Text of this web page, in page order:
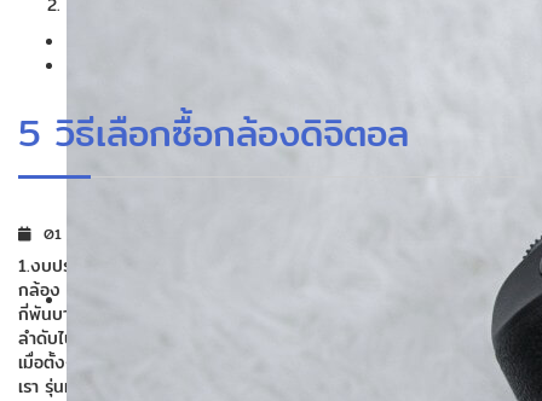
5 วิธีเลือกซื้อกล้องดิจิตอล
01 Jan 2024
1.งบประมาณ ก่อนอื่นต้องมาดูกันว่า คุณจะตั้งงบไว้สักเท่าใด ในการหาซื้อ
กล้อง ดิจิตอลสักตัว เพราะราคาในตลาดมีตั้งแต่กล้องแบบง่ายๆ ราคาไม่
กี่พันบาท ซึ่งทำ อะไรไม่ได้มากนัก ที่พอใช้ได้จะเริ่มจากหมื่นต้นๆ ไล่เรียง
ลำดับไปตามสเปค และ คุณภาพที่ดีขึ้น จนถึงหลักแสนหรือหลายๆ แสน
เมื่อตั้งงบไว้แล้วเช่น สองหมื่นบาท ก็มองหาเฉพาะกล้องที่อยู่ในงบของ
เรา รุ่นที่มีราคาสูงกว่า คงไม่ต้องนำมาพิจารณา ให้ปวดหัว